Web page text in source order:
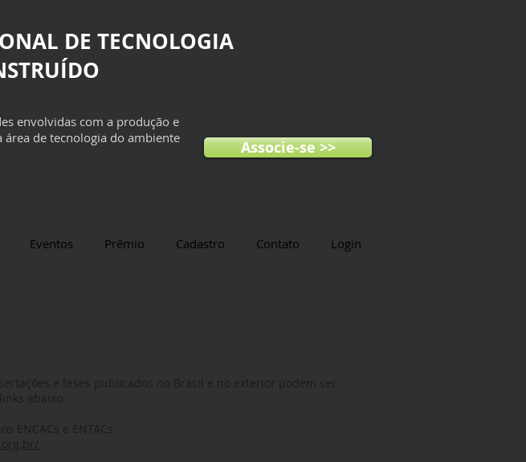
Associe-se >>
DE TECNOLOGIA
envolvidas com a produção e
de tecnologia do ambiente
Eventos Prêmio Cadastro Contato Login
e teses publicados no Brasil e no exterior podem ser
abaixo:
ENCACs e ENTACs